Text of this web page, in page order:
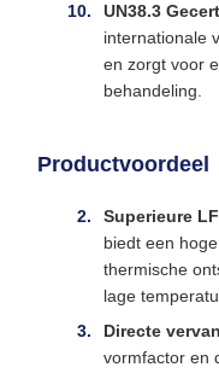
UN38.3
internationale
en zorgt voor
behandeling.
Productvoordeel
Superieure
biedt een
thermische
lage
Directe
vormfactor en